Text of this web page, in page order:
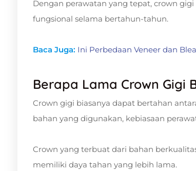
Dengan perawatan yang tepat, crown
fungsional selama bertahun-tahun.
Baca Juga: Ini Perbedaan Veneer dan
Berapa Lama Crown Gigi
Crown gigi biasanya dapat bertahan
bahan yang digunakan, kebiasaan
Crown yang terbuat dari bahan
memiliki daya tahan yang lebih lama.